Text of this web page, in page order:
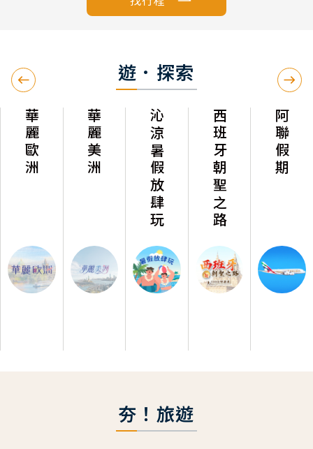
遊．探索
華麗歐洲 華麗美洲 沁涼暑假放肆玩 西班牙朝聖之路 阿聯假期
夯！旅遊